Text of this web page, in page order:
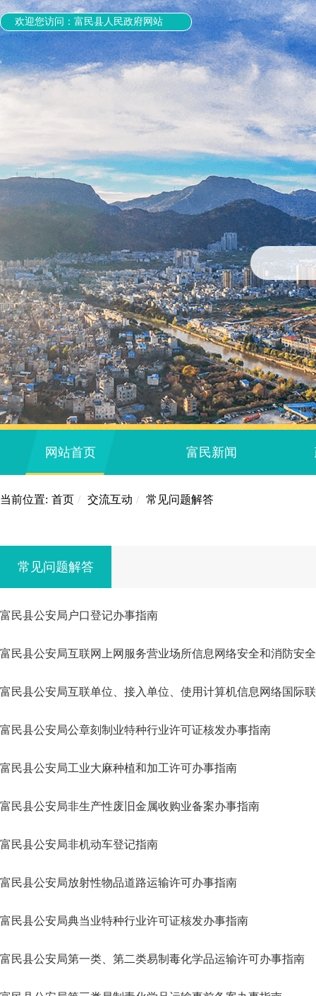
欢迎您访问：富民县人民政府网站
网站首页 富民新闻
当前位置: 首页 / 交流互动 / 常见问题解答
常见问题解答
富民县公安局户口登记办事指南
富民县公安局互联网上网服务营业场所信息网络安全和消防安
富民县公安局互联单位、接入单位、使用计算机信息网络国际
富民县公安局公章刻制业特种行业许可证核发办事指南
富民县公安局工业大麻种植和加工许可办事指南
富民县公安局非生产性废旧金属收购业备案办事指南
富民县公安局非机动车登记指南
富民县公安局放射性物品道路运输许可办事指南
富民县公安局典当业特种行业许可证核发办事指南
富民县公安局第一类、第二类易制毒化学品运输许可办事指南